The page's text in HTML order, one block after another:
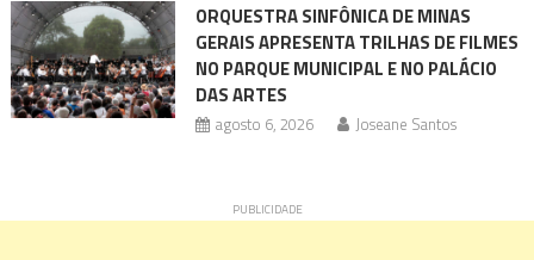
ORQUESTRA SINFÔNICA DE MINAS
GERAIS APRESENTA TRILHAS DE FILMES
NO PARQUE MUNICIPAL E NO PALÁCIO
DAS ARTES
agosto 6, 2026 Joseane Santos